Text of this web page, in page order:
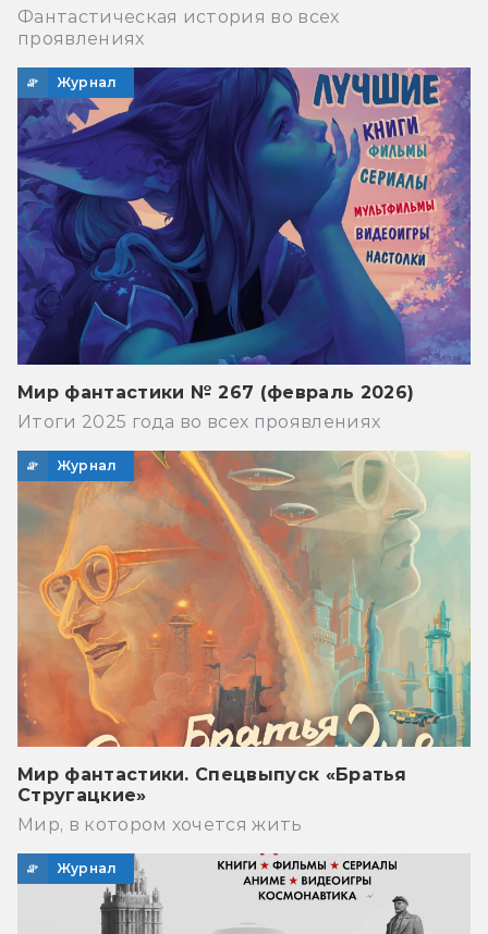
Фантастическая история во всех
проявлениях
Журнал
Мир фантастики № 267 (февраль 2026)
Итоги 2025 года во всех проявлениях
Журнал
Мир фантастики. Спецвыпуск «Братья
Стругацкие»
Мир, в котором хочется жить
Журнал